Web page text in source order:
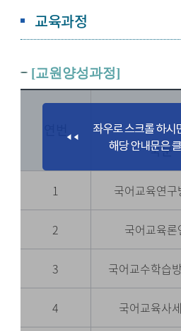
교육과정
[교원양성과정]
국문
1 국어교육연구
2 국어교육론
3 국어교수학습
4 국어교육사